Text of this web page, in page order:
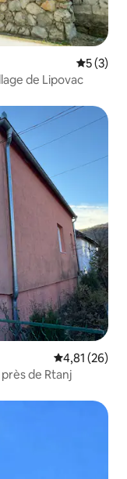
5 (3)
de Lipovac
Évaluation
4,81 (26)
de Rtanj